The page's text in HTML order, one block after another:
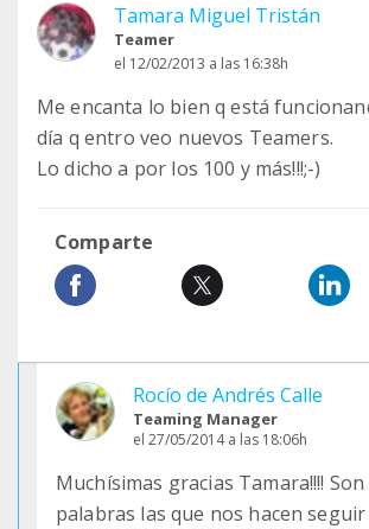
Tamara Miguel Tristán
Teamer
el 12/02/2013 a las 16:38h
Me encanta lo bien q está
día q entro veo nuevos Teamers.
Lo dicho a por los 100 y más!!!;-)
Comparte
Rocío de Andrés Calle
Teaming Manager
el 27/05/2014 a las 18:06h
Muchísimas gracias Tamara!!!!
palabras las que nos hacen